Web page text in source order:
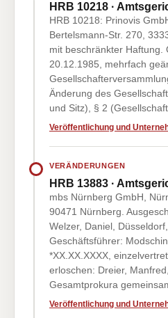
HRB 10218 ·
HRB 10218: Prinovis
Bertelsmann-Str. 270,
mit beschränkter Haftung.
20.12.1985, mehrfach
Änderung des
und Sitz), § 2
Veröffentlichung und
VERÄNDERUNGEN
HRB 13883 ·
mbs Nürnberg GmbH,
90471 Nürnberg.
Welzer, Daniel, Düsseldorf,
Geschäftsführer:
*XX.XX.XXXX,
erloschen: Dreier,
Gesamtprokura
Veröffentlichung und